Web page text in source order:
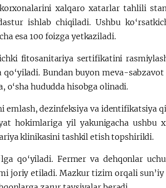
xalqaro xatarlar tahlili
ishlab chiqiladi. Ushbu
esa 100 foizga yetkaziladi.
fitosanitariya sertifikatini
Bundan buyon meva-
hududda hisobga olinadi.
dezinfeksiya va identifikatsiya
hokimlariga yil yakunigacha ushbu
klinikasini tashkil etish topshirildi.
qo‘yiladi. Fermer va dehqonlar
joriy etiladi. Mazkur tizim orqali